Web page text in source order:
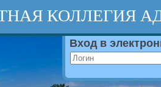
КОЛЛЕГИЯ
Вход в